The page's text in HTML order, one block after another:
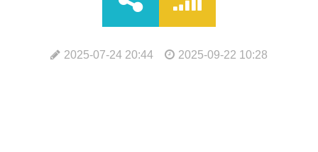
2025-07-24 20:44 2025-09-22 10:28